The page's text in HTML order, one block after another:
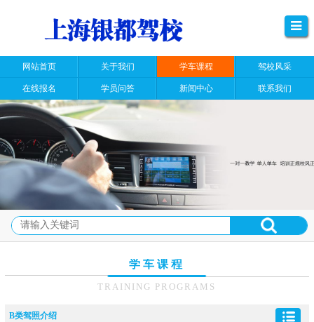
网站首页 关于我们 学车课程 驾校风采
在线报名 学员问答 新闻中心 联系我们
学车课程
TRAINING PROGRAMS
B类驾照介绍